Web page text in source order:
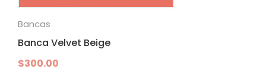
Bancas
Banca Velvet Beige
$300.00